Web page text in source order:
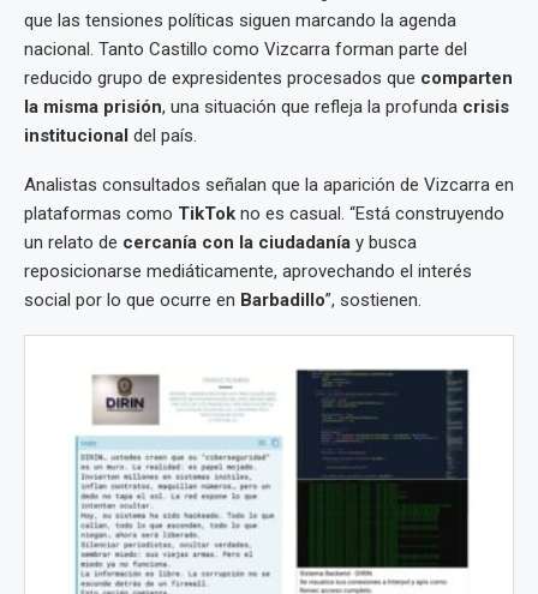
que las tensiones políticas siguen marcando la agenda
nacional. Tanto Castillo como Vizcarra forman parte del
reducido grupo de expresidentes procesados que comparten
la misma prisión, una situación que refleja la profunda crisis
institucional del país.
Analistas consultados señalan que la aparición de Vizcarra en
plataformas como TikTok no es casual. “Está construyendo
un relato de cercanía con la ciudadanía y busca
reposicionarse mediáticamente, aprovechando el interés
social por lo que ocurre en Barbadillo”, sostienen.